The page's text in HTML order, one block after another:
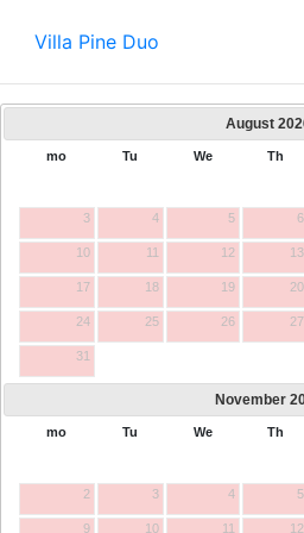
Villa Pine Duo
August
mo Tu We Th
3 4 5 6
10 11 12 13
17 18 19 20
24 25 26 27
31
November
mo Tu We Th
2 3 4 5
9 10 11 12